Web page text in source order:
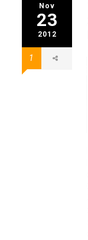
Nov
23
2012
1